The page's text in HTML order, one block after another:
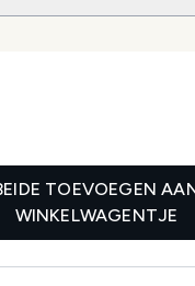
TOEVOEGEN
WINKELWAGENTJE